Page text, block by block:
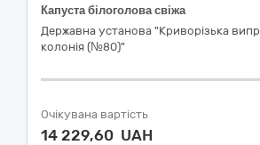
Капуста білоголова свіжа
Державна установа "Криворізька
колонія (№80)"
Очікувана вартість
14 229,60 UAH